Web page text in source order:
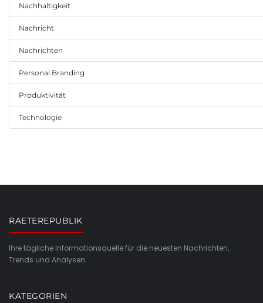
Nachhaltigkeit
Nachricht
Nachrichten
Personal Branding
Produktivität
Technologie
RAETEREPUBLIK
Ihre tägliche Informationsquelle für die neuesten Nachrichten,
Trends und Analysen.
KATEGORIEN